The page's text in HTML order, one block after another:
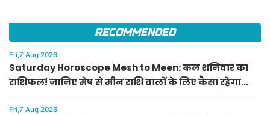
RECOMMENDED
Fri,7 Aug 2026
Saturday Horoscope Mesh to Meen: कल शनिवार का
राशिफल! जानिए मेष से मीन राशि वालों के लिए कैसा रहेगा
दिन, किसे मिलेगा आर्थिक लाभ
Fri,7 Aug 2026